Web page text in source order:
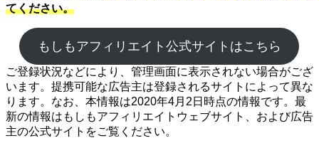
てください。
もしもアフィリエイト公式サイトはこちら
ご登録状況などにより、管理画面に表示されない場合がござ
います。提携可能な広告主は登録されるサイトによって異な
ります。なお、本情報は2020年4月2日時点の情報です。最
新の情報はもしもアフィリエイトウェブサイト、および広告
主の公式サイトをご覧ください。